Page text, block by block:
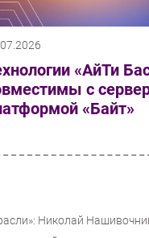
«АйТи
с
«Байт»
Николай